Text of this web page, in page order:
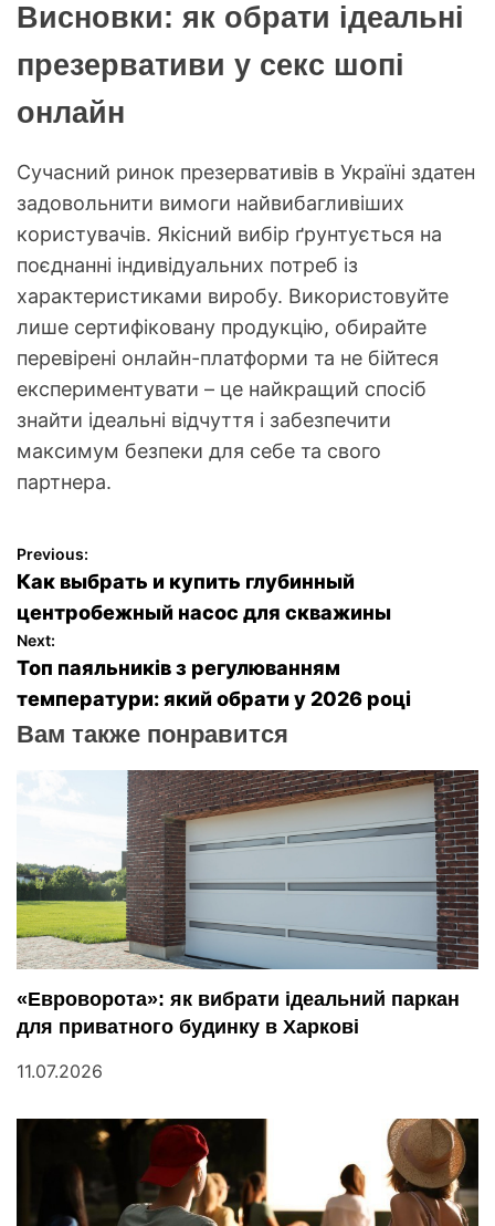
Висновки: як обрати ідеальні
презервативи у секс шопі
онлайн
Сучасний ринок презервативів в Україні здатен
задовольнити вимоги найвибагливіших
користувачів. Якісний вибір ґрунтується на
поєднанні індивідуальних потреб із
характеристиками виробу. Використовуйте
лише сертифіковану продукцію, обирайте
перевірені онлайн-платформи та не бійтеся
експериментувати – це найкращий спосіб
знайти ідеальні відчуття і забезпечити
максимум безпеки для себе та свого
партнера.
Н
а
в
и
и
я
п
о
з
Previous:
Как выбрать и купить глубинный
центробежный насос для скважины
Next:
Топ паяльників з регулюванням
температури: який обрати у 2026 році
Вам также понравится
«Евроворота»: як вибрати ідеальний паркан
для приватного будинку в Харкові
11.07.2026